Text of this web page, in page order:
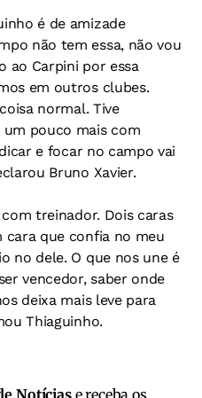
é de amizade
não tem essa, não vou
ao Carpini por essa
em outros clubes.
normal. Tive
pouco mais com
e focar no campo vai
Bruno Xavier.
treinador. Dois caras
cara que confia no meu
no dele. O que nos une é
vencedor, saber onde
deixa mais leve para
Thiaguinho.
Notíciase receba os